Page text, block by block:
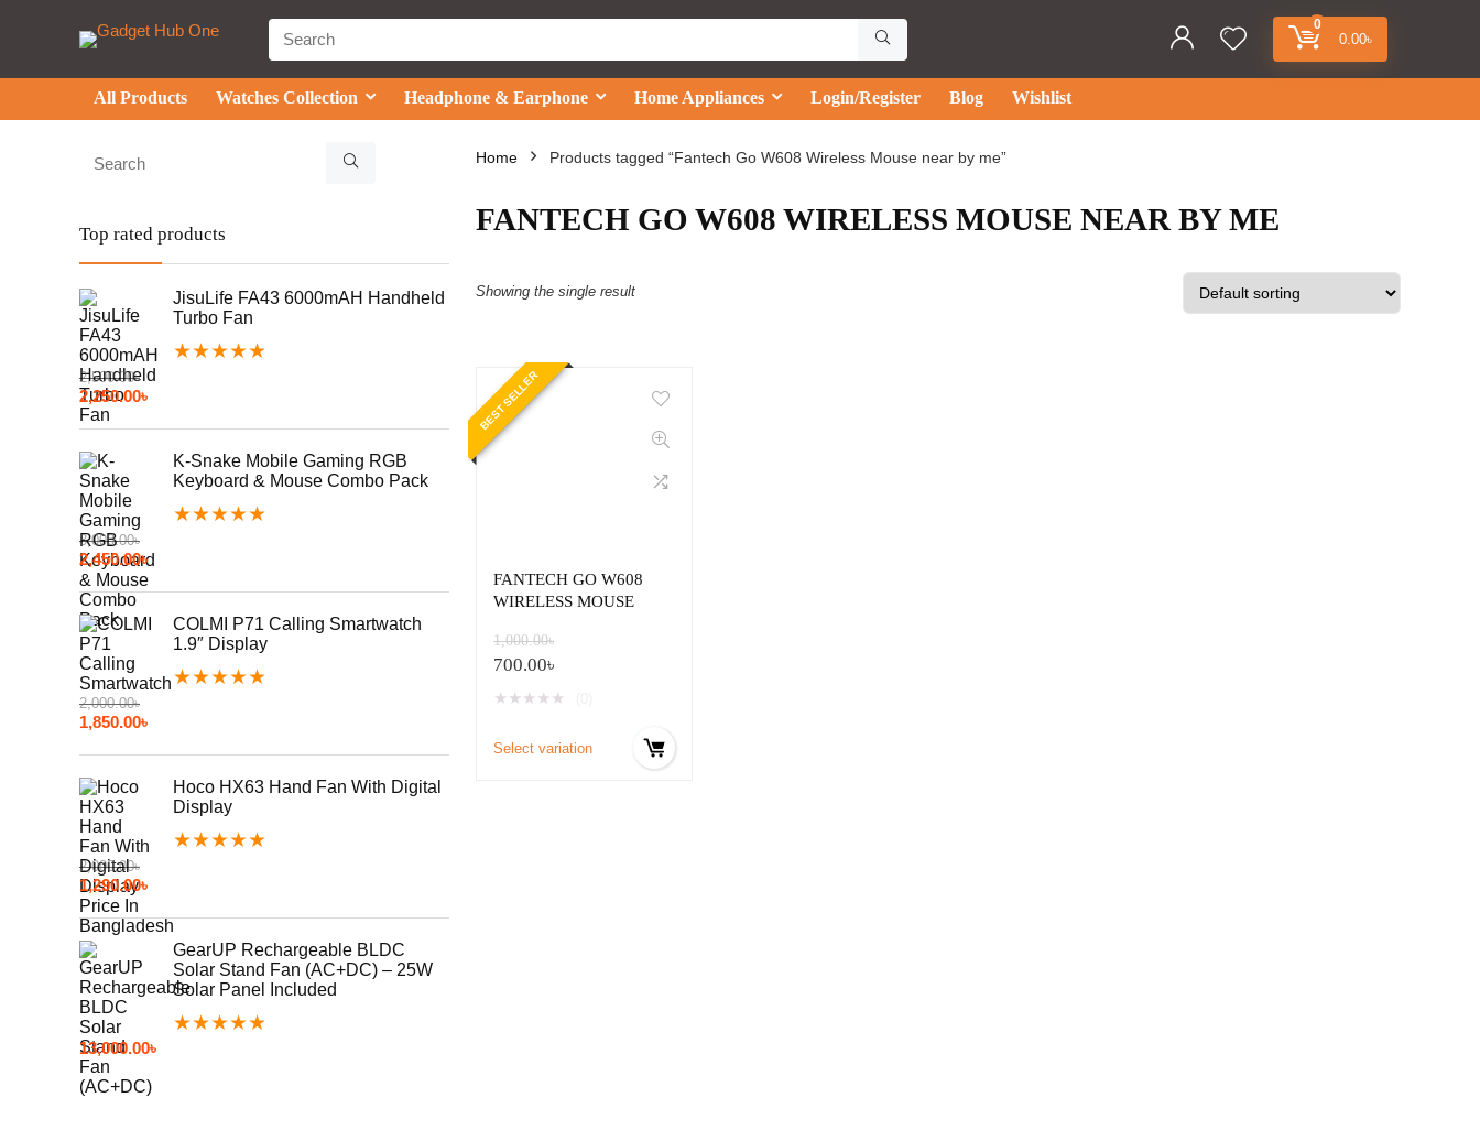
0
0.00৳
All Products Watches Collection Headphone & Earphone Home Appliances Login/Register Blog Wishlist
Top rated products
JisuLife FA43 6000mAH Handheld
Turbo Fan
★★★★★
2,500.00৳
2,250.00৳
K-Snake Mobile Gaming RGB
Keyboard & Mouse Combo Pack
★★★★★
3,000.00৳
2,450.00৳
COLMI P71 Calling Smartwatch
1.9″ Display
★★★★★
2,000.00৳
1,850.00৳
Hoco HX63 Hand Fan With Digital
Display
★★★★★
2,000.00৳
1,290.00৳
GearUP Rechargeable BLDC
Solar Stand Fan (AC+DC) – 25W
Solar Panel Included
★★★★★
13,000.00৳
Home Products tagged “Fantech Go W608 Wireless Mouse near by me”
FANTECH GO W608 WIRELESS MOUSE NEAR BY ME
Showing the single result
BEST SELLER
FANTECH GO W608
WIRELESS MOUSE
1,000.00৳
700.00৳
★ ★ ★ ★ ★
Select variation